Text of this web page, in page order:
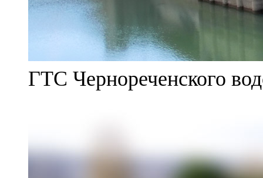
ГТС Чернореченского